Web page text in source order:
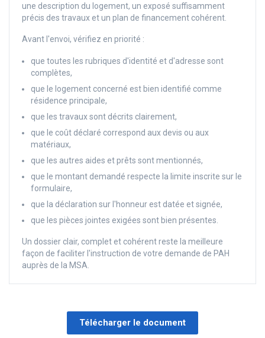
une description du logement, un exposé suffisamment
précis des travaux et un plan de financement cohérent.
Avant l'envoi, vérifiez en priorité :
que toutes les rubriques d'identité et d'adresse sont
complètes,
que le logement concerné est bien identifié comme
résidence principale,
que les travaux sont décrits clairement,
que le coût déclaré correspond aux devis ou aux
matériaux,
que les autres aides et prêts sont mentionnés,
que le montant demandé respecte la limite inscrite sur le
formulaire,
que la déclaration sur l'honneur est datée et signée,
que les pièces jointes exigées sont bien présentes.
Un dossier clair, complet et cohérent reste la meilleure
façon de faciliter l'instruction de votre demande de PAH
auprès de la MSA.
Télécharger le document